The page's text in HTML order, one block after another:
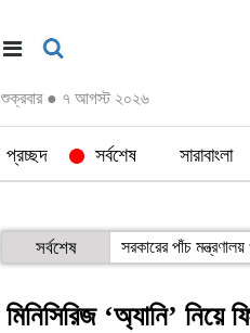
শুক্রবার ● ৭ আগস্ট ২০২৬
প্রচ্ছদ সর্বশেষ সারাবাংলা
সর্বশেষ সরকারের পাঁচ
মিনিসিরিজ ‘অ্যানি’ নিয়ে